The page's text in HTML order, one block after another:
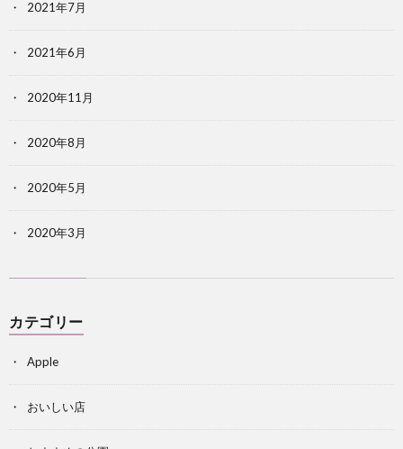
2021年7月
2021年6月
2020年11月
2020年8月
2020年5月
2020年3月
カテゴリー
Apple
おいしい店